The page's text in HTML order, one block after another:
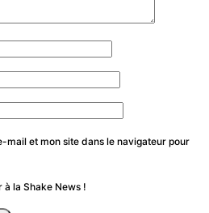
mail et mon site dans le navigateur pour
à la Shake News !